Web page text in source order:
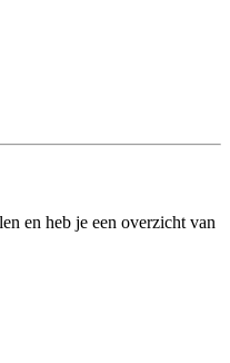
en heb je een overzicht van